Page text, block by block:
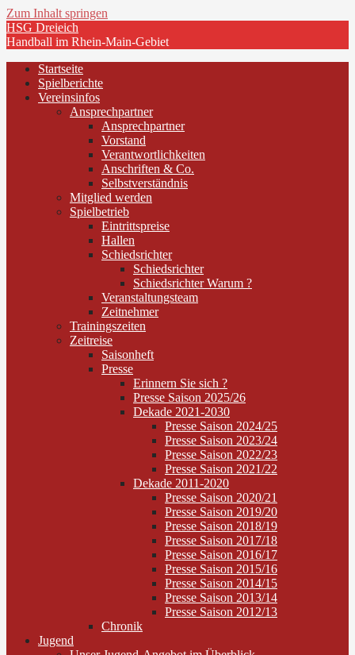
Zum Inhalt springen
HSG Dreieich
Handball im Rhein-Main-Gebiet
Startseite
Spielberichte
Vereinsinfos
Ansprechpartner
Ansprechpartner
Vorstand
Verantwortlichkeiten
Anschriften & Co.
Selbstverständnis
Mitglied werden
Spielbetrieb
Eintrittspreise
Hallen
Schiedsrichter
Schiedsrichter
Schiedsrichter Warum ?
Veranstaltungsteam
Zeitnehmer
Trainingszeiten
Zeitreise
Saisonheft
Presse
Erinnern Sie sich ?
Presse Saison 2025/26
Dekade 2021-2030
Presse Saison 2024/25
Presse Saison 2023/24
Presse Saison 2022/23
Presse Saison 2021/22
Dekade 2011-2020
Presse Saison 2020/21
Presse Saison 2019/20
Presse Saison 2018/19
Presse Saison 2017/18
Presse Saison 2016/17
Presse Saison 2015/16
Presse Saison 2014/15
Presse Saison 2013/14
Presse Saison 2012/13
Chronik
Jugend